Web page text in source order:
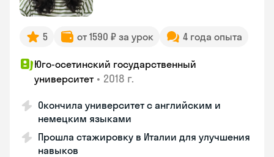
5 от 1590 ₽ за урок 4 года опыта
Юго-осетинский государственный
университет • 2018 г.
Окончила университет с английским и
немецким языками
Прошла стажировку в Италии для улучшения
навыков